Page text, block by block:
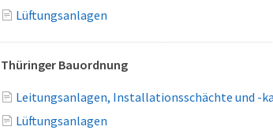
Lüftungsanlagen
Thüringer Bauordnung
Leitungsanlagen, Installationsschächte und -
Lüftungsanlagen